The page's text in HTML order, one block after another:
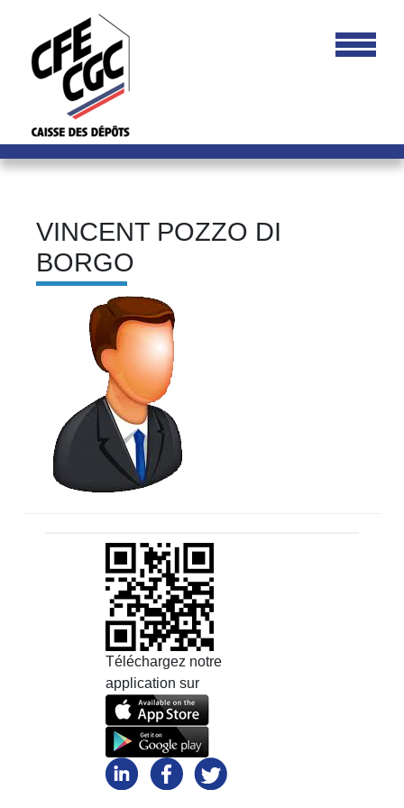
VINCENT POZZO DI
BORGO
Téléchargez notre
application sur